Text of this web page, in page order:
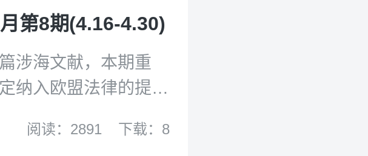
能实施计划》；全
架：记录推动航运
第8期(4.16-4.30)
涉海文献，本期重
纳入欧盟法律的提
查报告》；
阅读：2891 下载：8